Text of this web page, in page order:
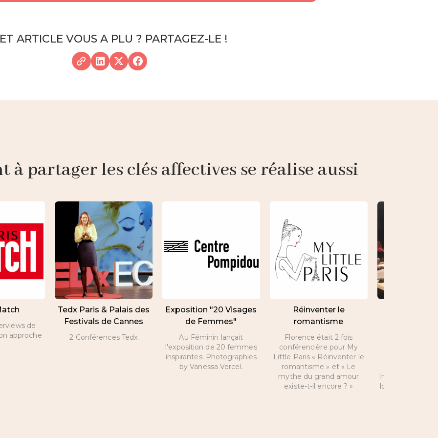
ARTICLE VOUS A PLU ? PARTAGEZ-LE !
à partager les clés affectives se réalise aussi
de
approche
Tedx Paris & Palais des
Festivals de Cannes
2 Conférences Tedx
Exposition "20 Visages
de Femmes"
Au Féminin lançait
l'exposition de 20 femmes
inspirantes. Photographies
by Vanessa Vercel.
Réinventer le
romantisme
Florence était 2 fois
conférencière pour My
Little Paris « Réinventer le
romantisme » et « Le
mythe du grand amour
existe-t-il encore ? »
Intelligence et
love coach peut